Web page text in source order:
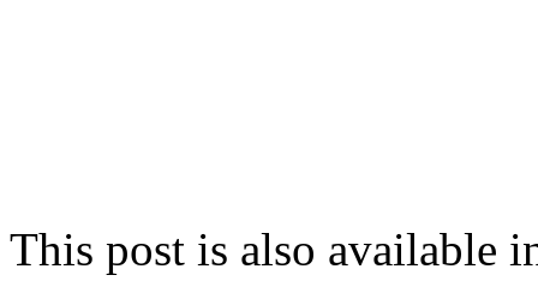
This post is also available